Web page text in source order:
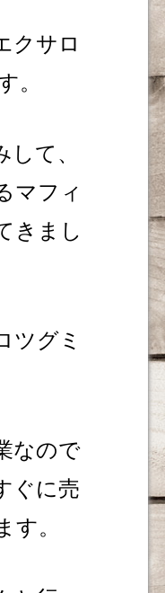
クサロ
。
て、
マフィ
きまし
ツグミ
なので
ぐに売
す。